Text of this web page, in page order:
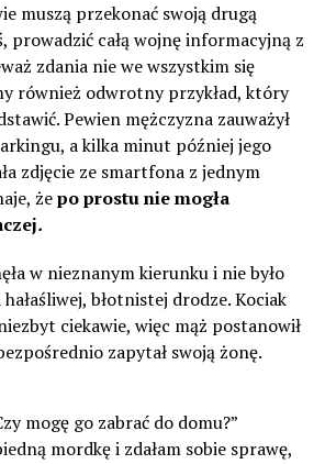
muszą przekonać swoją drugą
prowadzić całą wojnę informacyjną z
zdania nie we wszystkim się
również odwrotny przykład, który
Pewien mężczyzna zauważył
a kilka minut później jego
zdjęcie ze smartfona z jednym
żepo prostu nie mogła
.
w nieznanym kierunku i nie było
hałaśliwej, błotnistej drodze. Kociak
ciekawie, więc mąż postanowił
zapytał swoją żonę.
mogę go zabrać do domu?”
mordkę i zdałam sobie sprawę,